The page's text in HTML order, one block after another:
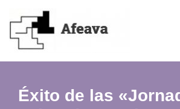
Saltar
Éxito de las